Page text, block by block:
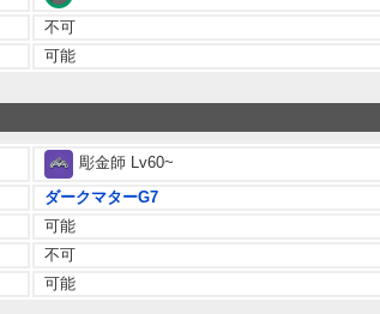
不可
可能
彫金師 Lv60~
ダークマターG7
可能
不可
可能